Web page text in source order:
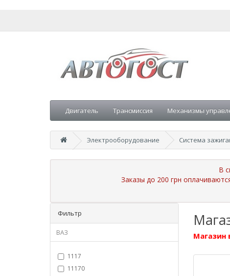
Двигатель Трансмиссия Механизмы
Электрооборудование Система
В
Заказы до 200 грн
Фильтр
ВАЗ
1117
11170
Магазин